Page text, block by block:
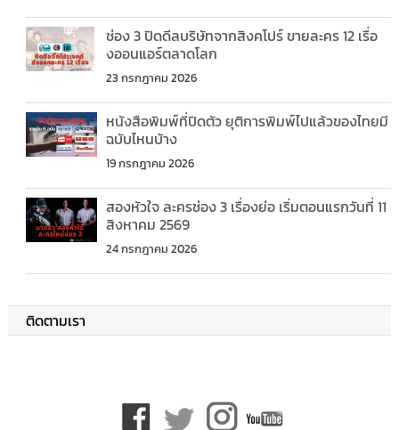
ช่อง 3 ปิดดีลบริษัทจากสิงคโปร์ ขายละคร 12 เรื่อ
งออนแอร์ตลาดโลก
23 กรกฎาคม 2026
หนังสือพิมพ์ที่ปิดตัว ยุติการพิมพ์ไปแล้วของไทยมี
ฉบับไหนบ้าง
19 กรกฎาคม 2026
สองหัวใจ ละครช่อง 3 เรื่องย่อ เริ่มตอนแรกวันที่ 11
สิงหาคม 2569
24 กรกฎาคม 2026
ติดตามเรา